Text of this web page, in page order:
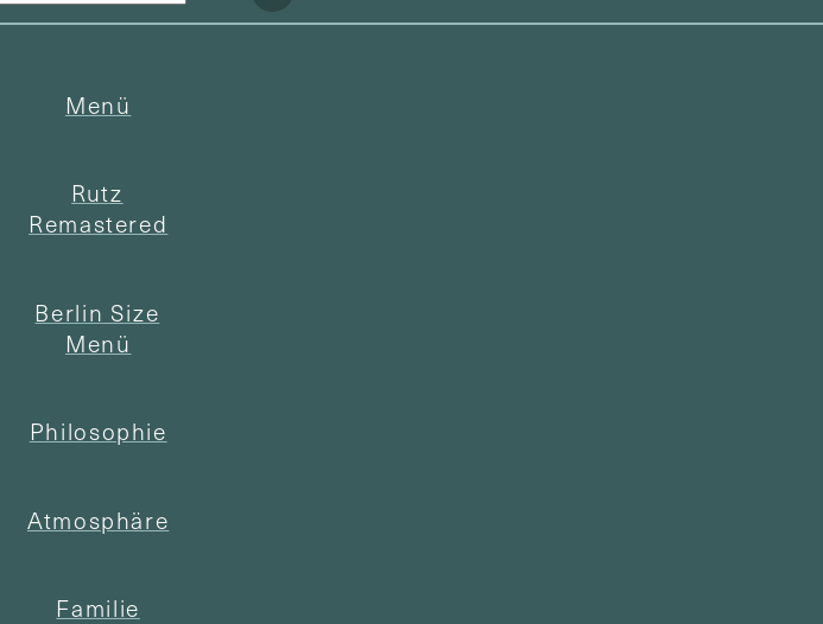
Menü
Rutz
Remastered
Berlin Size
Menü
Philosophie
Atmosphäre
Familie